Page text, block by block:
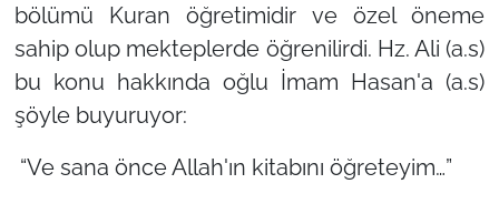
bölümü Kuran öğretimidir ve özel öneme
sahip olup mekteplerde öğrenilirdi. Hz. Ali (a.s)
bu konu hakkında oğlu İmam Hasan'a (a.s)
şöyle buyuruyor:
“Ve sana önce Allah'ın kitabını öğreteyim…”